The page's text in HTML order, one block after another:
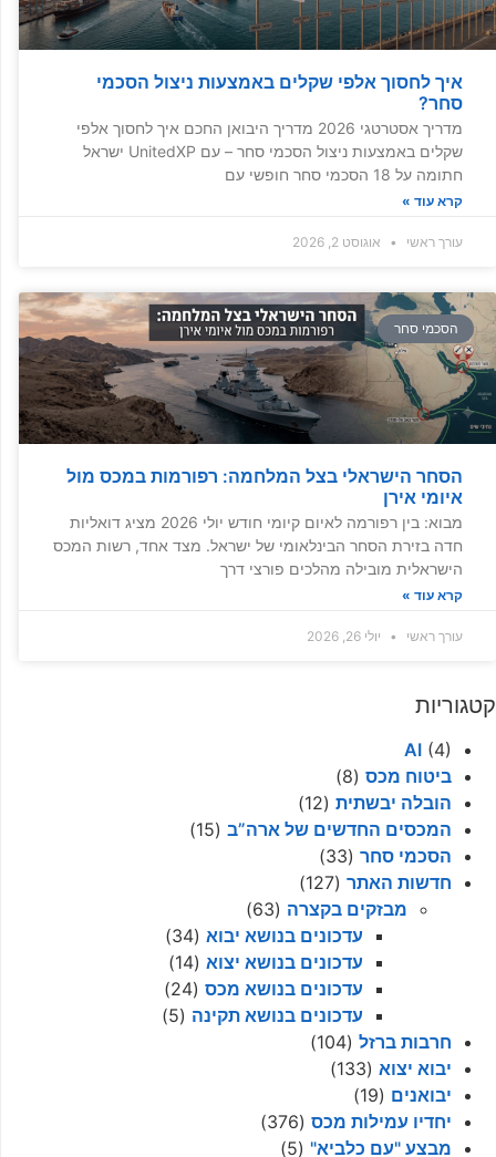
איך לחסוך אלפי שקלים באמצעות ניצול הסכמי
סחר?
מדריך אסטרטגי 2026 מדריך היבואן החכם איך לחסוך אלפי
שקלים באמצעות ניצול הסכמי סחר – עם UnitedXP ישראל
חתומה על 18 הסכמי סחר חופשי עם
קרא עוד »
עורך ראשי אוגוסט 2, 2026
הסכמי סחר
הסחר הישראלי בצל המלחמה: רפורמות במכס מול
איומי אירן
מבוא: בין רפורמה לאיום קיומי חודש יולי 2026 מציג דואליות
חדה בזירת הסחר הבינלאומי של ישראל. מצד אחד, רשות המכס
הישראלית מובילה מהלכים פורצי דרך
קרא עוד »
עורך ראשי יולי 26, 2026
קטגוריות
AI (4)
ביטוח מכס (8)
הובלה יבשתית (12)
המכסים החדשים של ארה”ב (15)
הסכמי סחר (33)
חדשות האתר (127)
מבזקים בקצרה (63)
עדכונים בנושא יבוא (34)
עדכונים בנושא יצוא (14)
עדכונים בנושא מכס (24)
עדכונים בנושא תקינה (5)
חרבות ברזל (104)
יבוא יצוא (133)
יבואנים (19)
יחדיו עמילות מכס (376)
מבצע "עם כלביא" (5)